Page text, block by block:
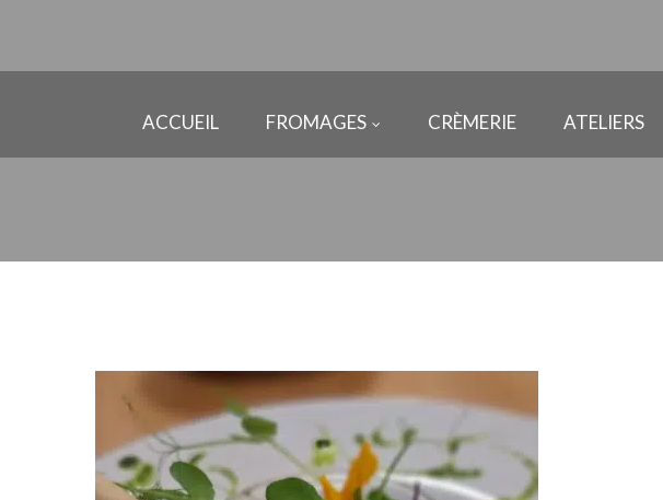
ACCUEIL FROMAGES CRÈMERIE ATELIERS